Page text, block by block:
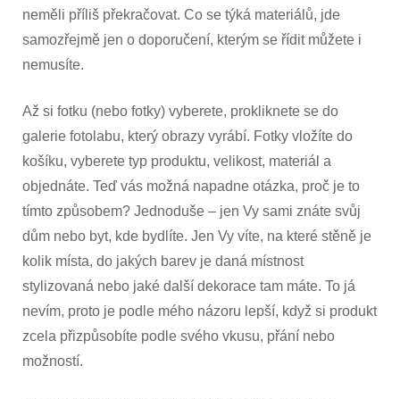
neměli příliš překračovat. Co se týká materiálů, jde
samozřejmě jen o doporučení, kterým se řídit můžete i
nemusíte.
Až si fotku (nebo fotky) vyberete, prokliknete se do
galerie fotolabu, který obrazy vyrábí. Fotky vložíte do
košíku, vyberete typ produktu, velikost, materiál a
objednáte. Teď vás možná napadne otázka, proč je to
tímto způsobem? Jednoduše – jen Vy sami znáte svůj
dům nebo byt, kde bydlíte. Jen Vy víte, na které stěně je
kolik místa, do jakých barev je daná místnost
stylizovaná nebo jaké další dekorace tam máte. To já
nevím, proto je podle mého názoru lepší, když si produkt
zcela přizpůsobíte podle svého vkusu, přání nebo
možností.